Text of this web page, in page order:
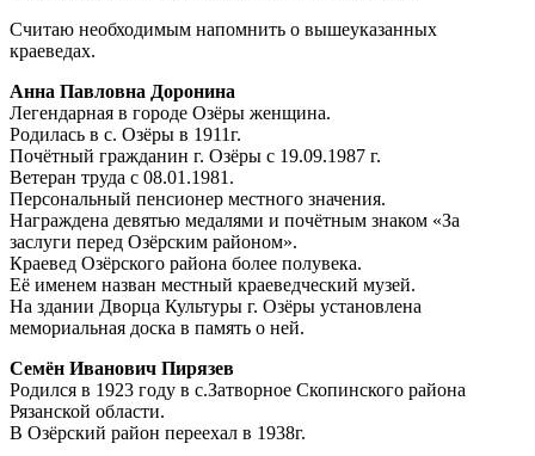
Считаю необходимым напомнить о вышеуказанных
краеведах.
Анна Павловна Доронина
Легендарная в городе Озёры женщина.
Родилась в с. Озёры в 1911г.
Почётный гражданин г. Озёры с 19.09.1987 г.
Ветеран труда с 08.01.1981.
Персональный пенсионер местного значения.
Награждена девятью медалями и почётным знаком «За
заслуги перед Озёрским районом».
Краевед Озёрского района более полувека.
Её именем назван местный краеведческий музей.
На здании Дворца Культуры г. Озёры установлена
мемориальная доска в память о ней.
Семён Иванович Пирязев
Родился в 1923 году в с.Затворное Скопинского района
Рязанской области.
В Озёрский район переехал в 1938г.